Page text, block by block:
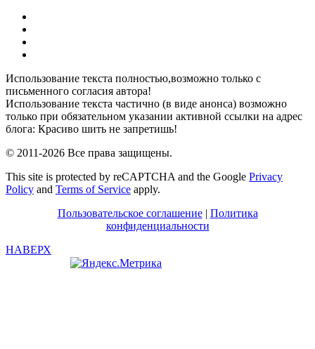
Использование текста полностью,возможно только с
письменного согласия автора!
Использование текста частично (в виде анонса) возможно
только при обязательном указании активной ссылки на адрес
блога: Красиво шить не запретишь!
© 2011-2026 Все права защищены.
This site is protected by reCAPTCHA and the Google Privacy
Policy and Terms of Service apply.
Пользовательское соглашение| Политика
конфиденциальности
НАВЕРХ